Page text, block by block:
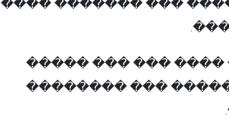
����� ������ �����
���� �������
����� �����